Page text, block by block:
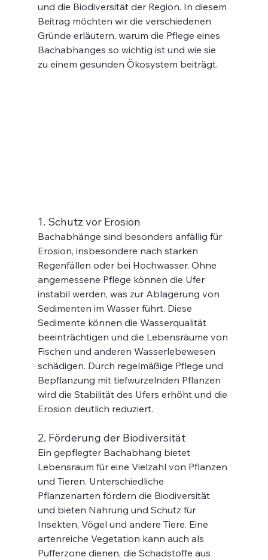
und die Biodiversität der Region. In diesem
Beitrag möchten wir die verschiedenen
Gründe erläutern, warum die Pflege eines
Bachabhanges so wichtig ist und wie sie
zu einem gesunden Ökosystem beiträgt.
1. Schutz vor Erosion
Bachabhänge sind besonders anfällig für
Erosion, insbesondere nach starken
Regenfällen oder bei Hochwasser. Ohne
angemessene Pflege können die Ufer
instabil werden, was zur Ablagerung von
Sedimenten im Wasser führt. Diese
Sedimente können die Wasserqualität
beeinträchtigen und die Lebensräume von
Fischen und anderen Wasserlebewesen
schädigen. Durch regelmäßige Pflege und
Bepflanzung mit tiefwurzelnden Pflanzen
wird die Stabilität des Ufers erhöht und die
Erosion deutlich reduziert.
2. Förderung der Biodiversität
Ein gepflegter Bachabhang bietet
Lebensraum für eine Vielzahl von Pflanzen
und Tieren. Unterschiedliche
Pflanzenarten fördern die Biodiversität
und bieten Nahrung und Schutz für
Insekten, Vögel und andere Tiere. Eine
artenreiche Vegetation kann auch als
Pufferzone dienen, die Schadstoffe aus